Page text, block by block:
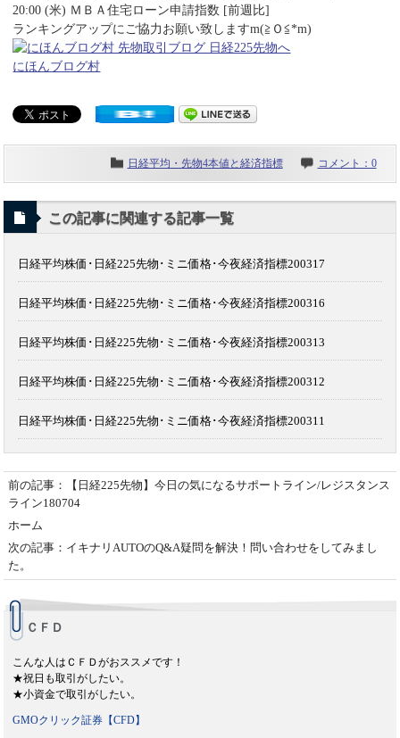
20:00 (米) ＭＢＡ住宅ローン申請指数 [前週比]
ランキングアップにご協力お願い致しますm(≧Ｏ≦*m)
にほんブログ村
日経平均・先物4本値と経済指標 コメント：0
この記事に関連する記事一覧
日経平均株価･日経225先物･ミニ価格･今夜経済指標200317
日経平均株価･日経225先物･ミニ価格･今夜経済指標200316
日経平均株価･日経225先物･ミニ価格･今夜経済指標200313
日経平均株価･日経225先物･ミニ価格･今夜経済指標200312
日経平均株価･日経225先物･ミニ価格･今夜経済指標200311
前の記事：【日経225先物】今日の気になるサポートライン/レジスタンス
ライン180704
ホーム
次の記事：イキナリAUTOのQ&A疑問を解決！問い合わせをしてみまし
た。
ＣＦＤ
こんな人はＣＦＤがおススメです！
★祝日も取引がしたい。
★小資金で取引がしたい。
GMOクリック証券【CFD】